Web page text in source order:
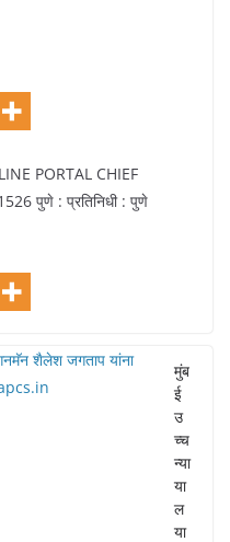
PORTAL CHIEF
पुणे : प्रतिनिधी : पुणे
मुंब
ई
उ
च्च
न्या
या
ल
या